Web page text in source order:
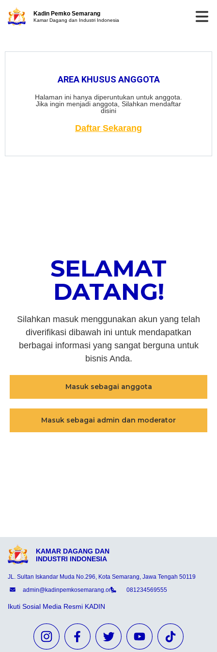
Kadin Pemko Semarang
Kamar Dagang dan Industri Indonesia
AREA KHUSUS ANGGOTA
Halaman ini hanya diperuntukan untuk anggota.
Jika ingin menjadi anggota, Silahkan mendaftar
disini
Daftar Sekarang
SELAMAT
DATANG!
Silahkan masuk menggunakan akun yang telah
diverifikasi dibawah ini untuk mendapatkan
berbagai informasi yang sangat berguna untuk
bisnis Anda.
Masuk sebagai anggota
Masuk sebagai admin dan moderator
KAMAR DAGANG DAN
INDUSTRI INDONESIA
JL. Sultan Iskandar Muda No.296, Kota Semarang, Jawa Tengah 50119
admin@kadinpemkosemarang.org
081234569555
Ikuti Sosial Media Resmi KADIN